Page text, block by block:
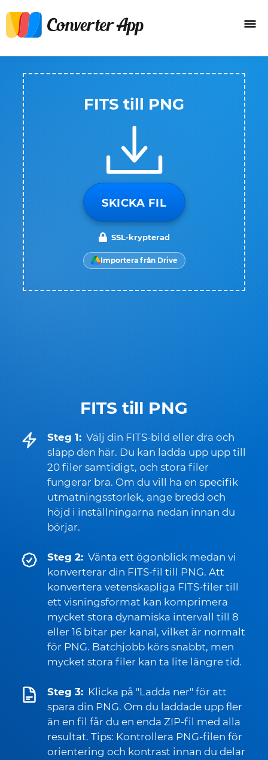
FITS till PNG
Steg 1: Välj din FITS-bild eller dra och
släpp den här. Du kan ladda upp upp till
20 filer samtidigt, och stora filer
fungerar bra. Om du vill ha en specifik
utmatningsstorlek, ange bredd och
höjd i inställningarna nedan innan du
börjar.
Steg 2: Vänta ett ögonblick medan vi
konverterar din FITS-fil till PNG. Att
konvertera vetenskapliga FITS-filer till
ett visningsformat kan komprimera
mycket stora dynamiska intervall till 8
eller 16 bitar per kanal, vilket är normalt
för PNG. Batchjobb körs snabbt, men
mycket stora filer kan ta lite längre tid.
Steg 3: Klicka på "Ladda ner" för att
spara din PNG. Om du laddade upp fler
än en fil får du en enda ZIP-fil med alla
resultat. Tips: Kontrollera PNG-filen för
orientering och kontrast innan du delar
FITS till PNG
SKICKA FIL
SSL-krypterad
Importera från Drive